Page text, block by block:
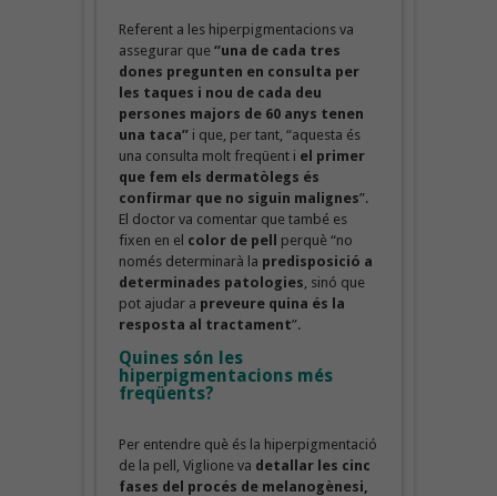
Referent a les hiperpigmentacions va
assegurar que“una de cada tres
dones pregunten en consulta per
les taques i nou de cada deu
persones majors de 60 anys tenen
una taca”i que, per tant, “aquesta és
una consulta molt freqüent i el primer
que fem els dermatòlegs és
confirmar que no siguin malignes”.
El doctor va comentar que també es
fixen en el color de pell
perquè “no
només determinarà la predisposició a
determinades patologies , sinó que
pot ajudar a preveure quina és la
resposta al tractament”.
Quines són les
hiperpigmentacions més
freqüents?
Per entendre què és la hiperpigmentació
de la pell, Viglione va detallar les cinc
fases del procés de melanogènesi,